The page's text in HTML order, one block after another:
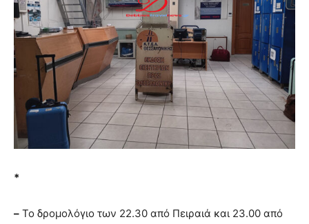
*
– Το δρομολόγιο των 22.30 από Πειραιά και 23.00 από